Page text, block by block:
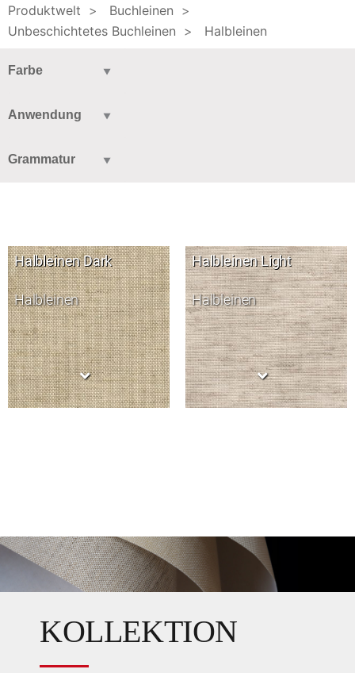
Produktwelt > Buchleinen >
Unbeschichtetes Buchleinen > Halbleinen
Halbleinen Dark
Halbleinen
Halbleinen Light
Halbleinen
KOLLEKTION